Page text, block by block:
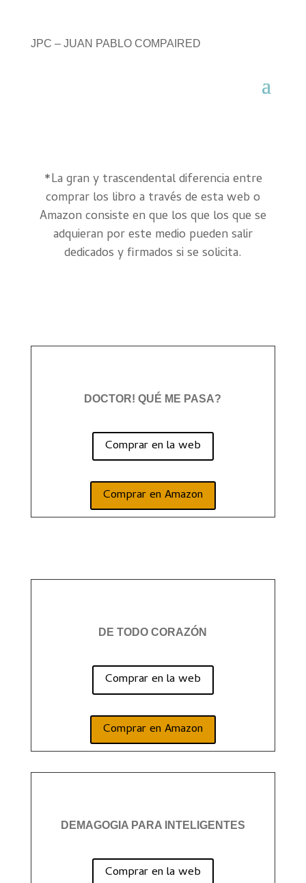
JPC – JUAN PABLO COMPAIRED
*La gran y trascendental diferencia entre
comprar los libro a través de esta web o
Amazon consiste en que los que los que se
adquieran por este medio pueden salir
dedicados y firmados si se solicita.
DOCTOR! QUÉ ME PASA?
Comprar en la web
Comprar en Amazon
DE TODO CORAZÓN
Comprar en la web
Comprar en Amazon
DEMAGOGIA PARA INTELIGENTES
Comprar en la web